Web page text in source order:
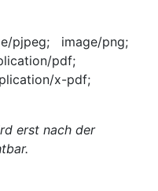
pjpeg; image/png;
pdf;
x-pdf;
erst nach der